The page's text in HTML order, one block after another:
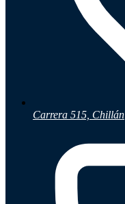
Carrera 515, Chillán